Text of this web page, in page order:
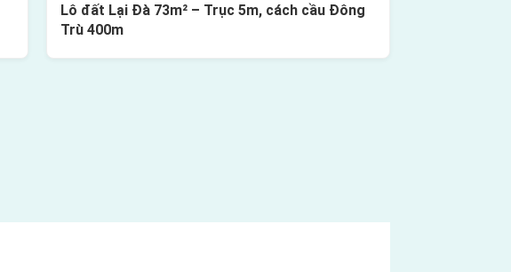
Lô đất Lại Đà 73m² – Trục 5m, cách cầu Đông
Trù 400m